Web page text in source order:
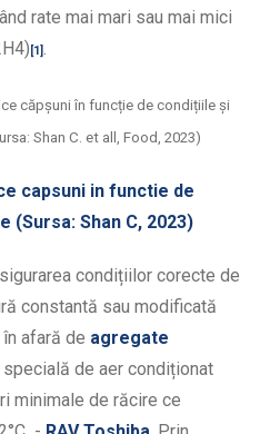
rate mai mari sau mai mici
H4) [1]
căpșuni în funcție de condițiile și
Shan C. et all, Food , 2023)
condițiilor corecte de
constantă sau modificată
afară de agregate
specială de aer condiționat
minimale de răcire ce